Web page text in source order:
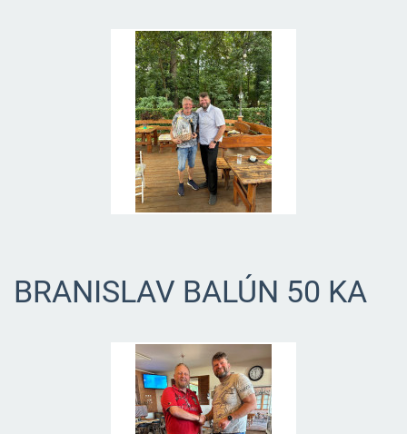
BRANISLAV BALÚN 50 KA